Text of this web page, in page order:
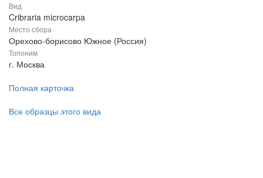
Вид
Cribraria microcarpa
Место сбора
Орехово-борисово Южное (Россия)
Топоним
г. Москва
Полная карточка
Все образцы этого вида